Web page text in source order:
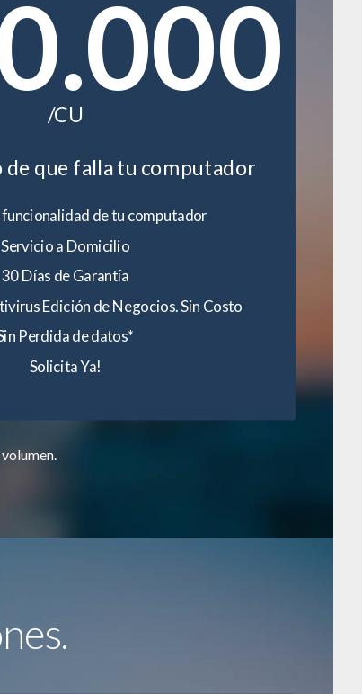
/CU
de que falla tu computador
funcionalidad de tu computador
Servicio a Domicilio
30 Días de Garantía
Edición de Negocios. Sin Costo
Perdida de datos*
Solicita Ya!